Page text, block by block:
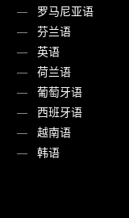
罗马尼亚语
芬兰语
英语
荷兰语
葡萄牙语
西班牙语
越南语
韩语